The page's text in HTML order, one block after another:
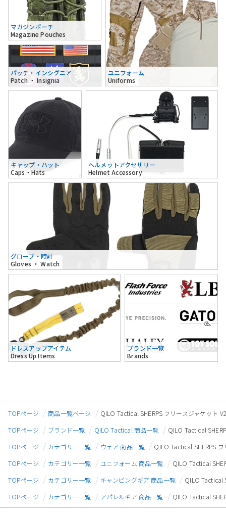
マガジンポーチ
Magazine Pouches
パッチ・インシグニア
Patch ・ Insignia
ユニフォーム
Uniforms
キャップ・ハット
Caps・Hats
ヘルメットアクセサリー
Helmet Accessory
グローブ・時計
Gloves ・ Watch
ドレスアップアイテム
Dress Up Items
ブランド一覧
Brands
TOPページ 商品一覧ページ
QILO Tactical SHERPS フリースジャケット
TOPページ
ブランド一覧 QILO Tactical 商品一覧
QILO Tactical
TOPページ
カテゴリー一覧 ウェア 商品一覧
QILO Tactical SHERPS
TOPページ
カテゴリー一覧 ユニフォーム 商品一覧
QILO Tactical
TOPページ
カテゴリー一覧 キャンピングギア 商品一覧
QILO Tactical
TOPページ
カテゴリー一覧 アパレルギア 商品一覧 QILO Tactical